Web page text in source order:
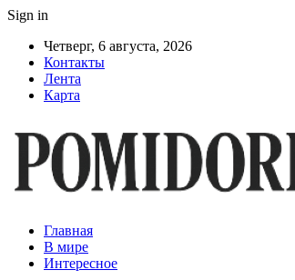
Sign in
Четверг, 6 августа, 2026
Контакты
Лента
Карта
Главная
В мире
Интересное